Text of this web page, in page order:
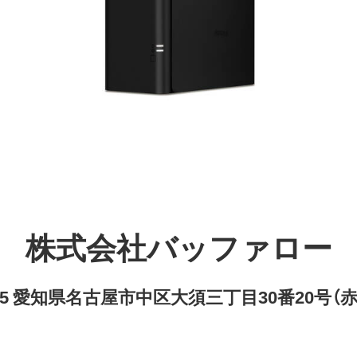
株式会社バッファロー
愛知県名古屋市中区大須三丁目30番20号（